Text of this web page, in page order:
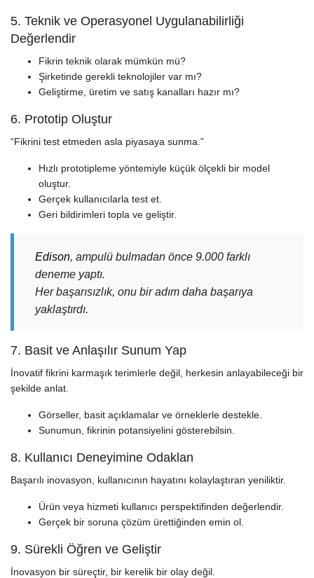
5. Teknik ve Operasyonel Uygulanabilirliği
Değerlendir
Fikrin teknik olarak mümkün mü?
Şirketinde gerekli teknolojiler var mı?
Geliştirme, üretim ve satış kanalları hazır mı?
6. Prototip Oluştur
“Fikrini test etmeden asla piyasaya sunma.”
Hızlı prototipleme yöntemiyle küçük ölçekli bir model
oluştur.
Gerçek kullanıcılarla test et.
Geri bildirimleri topla ve geliştir.
Edison, ampulü bulmadan önce 9.000 farklı
deneme yaptı.
Her başarısızlık, onu bir adım daha başarıya
yaklaştırdı.
7. Basit ve Anlaşılır Sunum Yap
İnovatif fikrini karmaşık terimlerle değil, herkesin anlayabileceği bir
şekilde anlat.
Görseller, basit açıklamalar ve örneklerle destekle.
Sunumun, fikrinin potansiyelini gösterebilsin.
8. Kullanıcı Deneyimine Odaklan
Başarılı inovasyon, kullanıcının hayatını kolaylaştıran yeniliktir.
Ürün veya hizmeti kullanıcı perspektifinden değerlendir.
Gerçek bir soruna çözüm ürettiğinden emin ol.
9. Sürekli Öğren ve Geliştir
İnovasyon bir süreçtir, bir kerelik bir olay değil.